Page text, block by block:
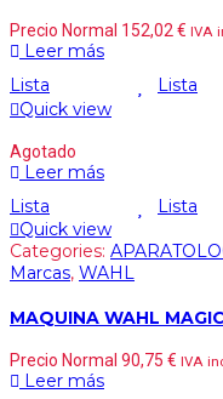
Precio Normal 152,02€ IVA
Leer más
Lista
Lista
Quick view
Agotado
Leer más
Lista
Lista
Quick view
Categories:
Marcas, WAHL
MAQUINA WAHL
Precio Normal 90,75 € IVA
Leer más